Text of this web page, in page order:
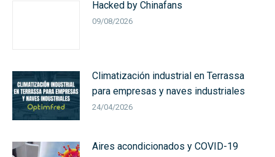
Hacked by Chinafans
09/08/2026
Climatización industrial en Terrassa
para empresas y naves industriales
24/04/2026
Aires acondicionados y COVID-19